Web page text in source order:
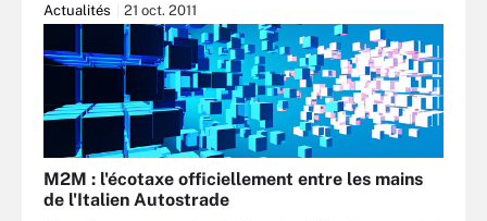
Actualités 21 oct. 2011
M2M : l'écotaxe officiellement entre les mains
de l'Italien Autostrade